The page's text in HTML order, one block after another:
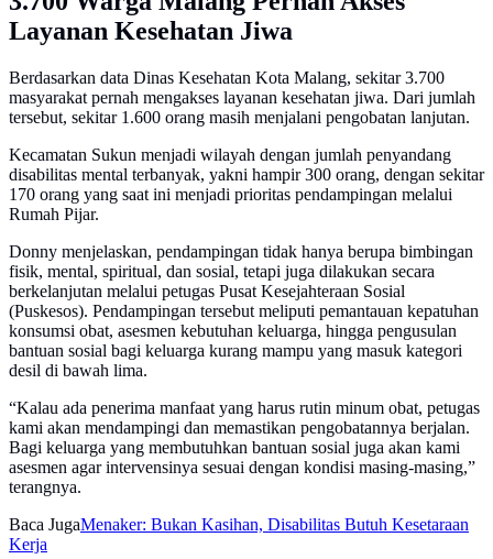
Layanan Kesehatan Jiwa
Berdasarkan data Dinas Kesehatan Kota Malang, sekitar 3.700
masyarakat pernah mengakses layanan kesehatan jiwa. Dari jumlah
tersebut, sekitar 1.600 orang masih menjalani pengobatan lanjutan.
Kecamatan Sukun menjadi wilayah dengan jumlah penyandang
disabilitas mental terbanyak, yakni hampir 300 orang, dengan sekitar
170 orang yang saat ini menjadi prioritas pendampingan melalui
Rumah Pijar.
Donny menjelaskan, pendampingan tidak hanya berupa bimbingan
fisik, mental, spiritual, dan sosial, tetapi juga dilakukan secara
berkelanjutan melalui petugas Pusat Kesejahteraan Sosial
(Puskesos). Pendampingan tersebut meliputi pemantauan kepatuhan
konsumsi obat, asesmen kebutuhan keluarga, hingga pengusulan
bantuan sosial bagi keluarga kurang mampu yang masuk kategori
desil di bawah lima.
“Kalau ada penerima manfaat yang harus rutin minum obat, petugas
kami akan mendampingi dan memastikan pengobatannya berjalan.
Bagi keluarga yang membutuhkan bantuan sosial juga akan kami
asesmen agar intervensinya sesuai dengan kondisi masing-masing,”
terangnya.
Baca JugaMenaker: Bukan Kasihan, Disabilitas Butuh Kesetaraan
Kerja